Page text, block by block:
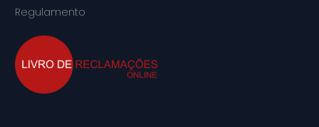
Regulamento